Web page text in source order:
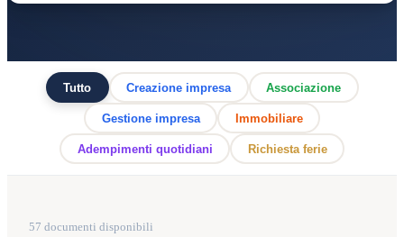
Tutto Creazione impresa Associazione
Gestione impresa Immobiliare
Adempimenti quotidiani Richiesta ferie
57 documenti disponibili